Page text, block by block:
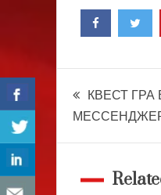
записів
КВЕСТ ГРА